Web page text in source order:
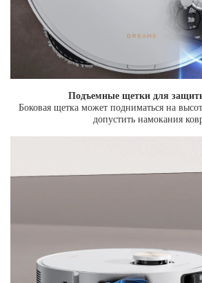
Подъемные щетки для
Боковая щетка может подниматься на
допустить намокания